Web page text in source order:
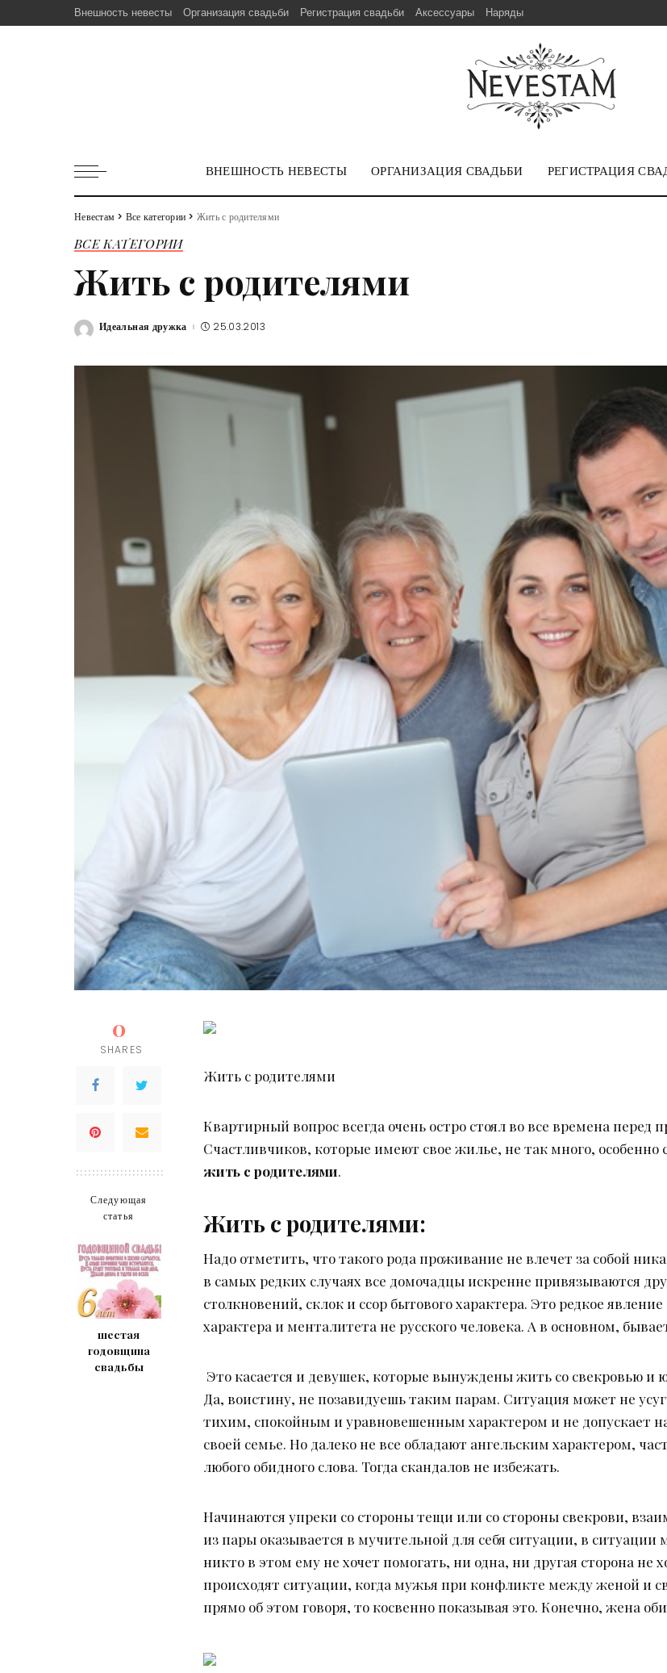
Внешность невесты Организация свадьби Регистрация свадьби Аксессуары Наряды
ВНЕШНОСТЬ НЕВЕСТЫ ОРГАНИЗАЦИЯ СВАДЬБИ РЕГИСТРАЦИЯ
Невестам > Все категории > Жить с родителями
ВСЕ КАТЕГОРИИ
Жить с родителями
Posted
Идеальная дружка 25.03.2013
0
SHARES
Следующая
статья
шестая
годовщина
свадьбы
Жить с родителями
Квартирный вопрос всегда очень остро стоял во все времена
Счастливчиков, которые имеют свое жилье, не так много,
жить с родителями.
Жить с родителями:
Надо отметить, что такого рода проживание не влечет за собой
в самых редких случаях все домочадцы искренне привязываются
столкновений, склок и ссор бытового характера. Это редкое
характера и менталитета не русского человека. А в основном,
Это касается и девушек, которые вынуждены жить со свекровью
Да, воистину, не позавидуешь таким парам. Ситуация может не
тихим, спокойным и уравновешенным характером и не допускает
своей семье. Но далеко не все обладают ангельским характером,
любого обидного слова. Тогда скандалов не избежать.
Начинаются упреки со стороны тещи или со стороны свекрови,
из пары оказывается в мучительной для себя ситуации, в
никто в этом ему не хочет помогать, ни одна, ни другая сторона не
происходят ситуации, когда мужья при конфликте между женой и
прямо об этом говоря, то косвенно показывая это. Конечно, жена